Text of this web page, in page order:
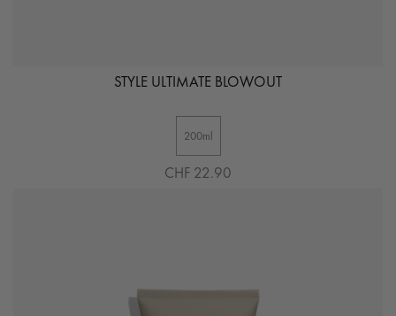
STYLE ULTIMATE BLOWOUT
200ml
CHF 22.90